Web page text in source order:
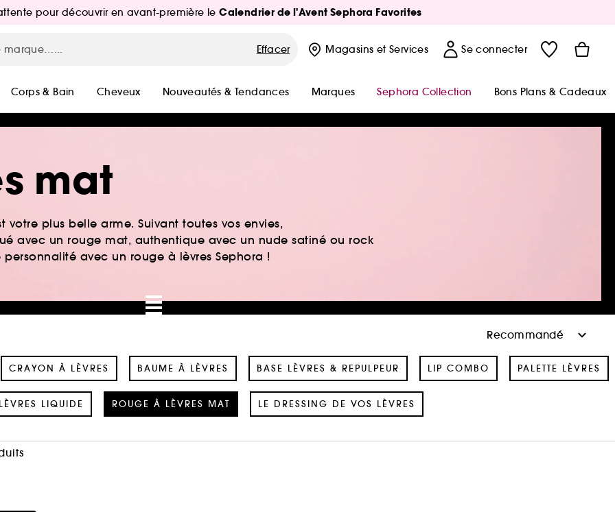
pour découvrir en avant-première leCalendrier de l'Avent Sephora Favorites
Effacer Magasins et Services Se connecter
Corps & Bain Cheveux Nouveautés & Tendances Marques Sephora Collection Bons Plans & Cadeaux
mat
plus belle arme. Suivant toutes vos envies,
avec un rouge mat, authentique avec un nude satiné ou rock
avec un rouge à lèvres Sephora !
CRAYON À LÈVRES BAUME À LÈVRES BASE LÈVRES & REPULPEUR LIP COMBO PALETTE LÈVRES
LIQUIDE ROUGE À LÈVRES MAT LE DRESSING DE VOS LÈVRES